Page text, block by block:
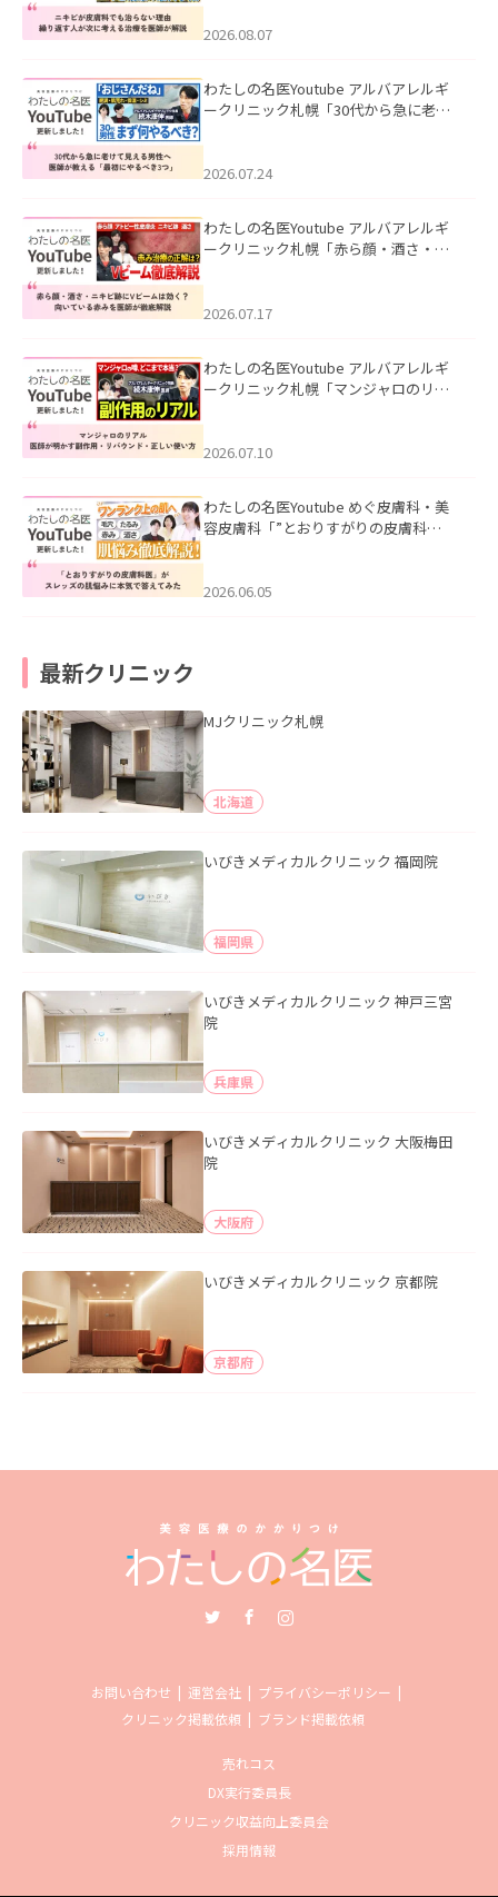
ました。
2026.08.07
わたしの名医Youtube アルバアレルギ
ークリニック札幌「30代から急に老け
た。
2026.07.24
わたしの名医Youtube アルバアレルギ
ークリニック札幌「赤ら顔・酒さ・ニ
した。
2026.07.17
わたしの名医Youtube アルバアレルギ
ークリニック札幌「マンジャロのリア
た。
2026.07.10
わたしの名医Youtube めぐ皮膚科・美
容皮膚科「”とおりすがりの皮膚科
2026.06.05
最新クリニック
MJクリニック札幌
北海道
いびきメディカルクリニック 福岡院
福岡県
いびきメディカルクリニック 神戸三宮
院
兵庫県
いびきメディカルクリニック 大阪梅田
院
大阪府
いびきメディカルクリニック 京都院
京都府
お問い合わせ 運営会社
プライバシーポリシー
クリニック掲載依頼
ブランド掲載依頼
売れコス
DX実行委員長
クリニック収益向上委員会
採用情報